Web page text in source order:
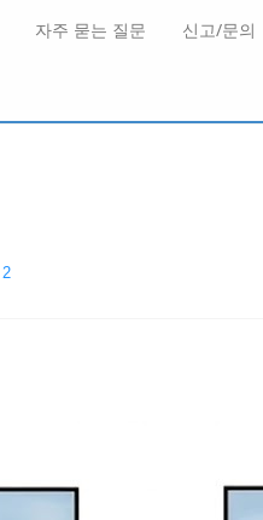
자주 묻는 질문 신고/문의
2